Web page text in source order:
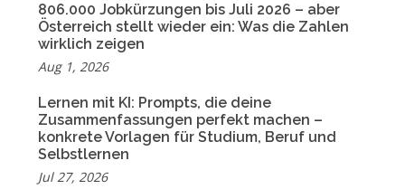
806.000 Jobkürzungen bis Juli 2026 – aber
Österreich stellt wieder ein: Was die Zahlen
wirklich zeigen
Aug 1, 2026
Lernen mit KI: Prompts, die deine
Zusammenfassungen perfekt machen –
konkrete Vorlagen für Studium, Beruf und
Selbstlernen
Jul 27, 2026